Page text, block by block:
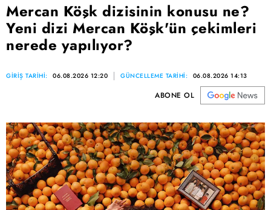
Mercan Köşk dizisinin konusu ne?
Yeni dizi Mercan Köşk'ün çekimleri
nerede yapılıyor?
GİRİŞ TARİHİ: 06.08.2026 12:20 GÜNCELLEME TARİHİ: 06.08.2026 14:13
ABONE OL